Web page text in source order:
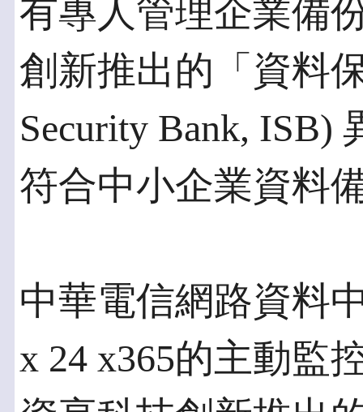
有專人管理企業備
創新推出的「資料
Security Bank,
符合中小企業資料
中華電信網路資料
x 24 x365的主動監